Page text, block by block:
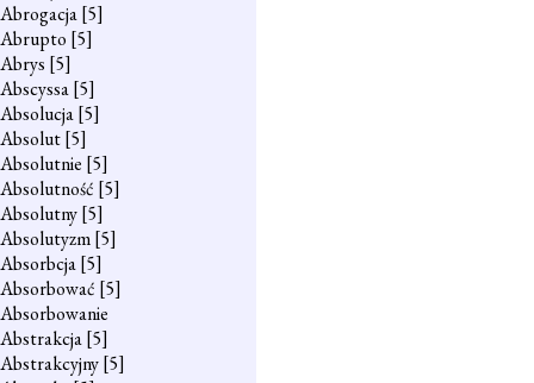
Abrogacja[5]
Abrupto [5]
Abrys [5]
Abscyssa[5]
Absolucja[5]
Absolut[5]
Absolutnie [5]
Absolutność [5]
Absolutny[5]
Absolutyzm[5]
Absorbcja[5]
Absorbować [5]
Absorbowanie
Abstrakcja[5]
Abstrakcyjny[5]